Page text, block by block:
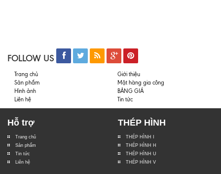
FOLLOW US
Trang chủ
Giới thiệu
Sản phẩm
Mặt hàng gia công
Hình ảnh
BẢNG GIÁ
Liên hệ
Tin tức
Hỗ trợ
Trang chủ
Sản phẩm
Tin tức
Liên hệ
THÉP HÌNH
THÉP HÌNH I
THÉP HÌNH H
THÉP HÌNH U
THÉP HÌNH V